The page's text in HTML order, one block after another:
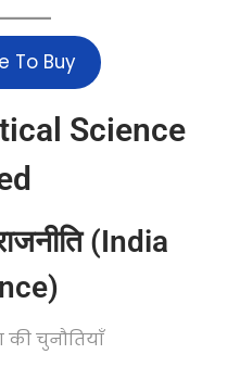
To Buy
Science
(India
की चुनौतियाँ